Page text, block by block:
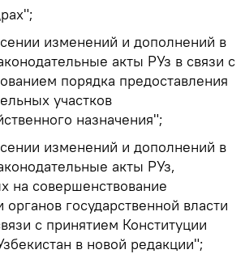
изменений и дополнений в
акты РУз в связи с
порядка предоставления
участков
назначения";
изменений и дополнений в
акты РУз,
на совершенствование
органов государственной власти
с принятием Конституции
в новой редакции";